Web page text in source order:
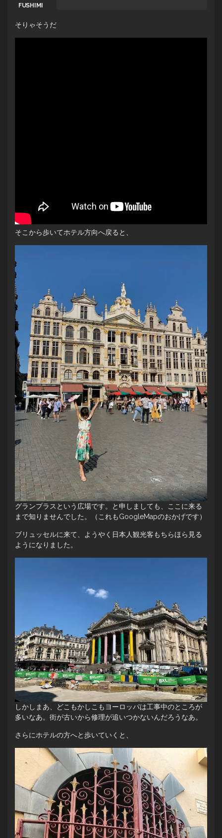
そりゃそうだ
そこから歩いてホテル方向へ戻ると、
グランプラスという広場です。と申しましても、ここに来る
まで知りませんでした。（これもGoogleMapのおかげです）
ブリュッセルに来て、ようやく日本人観光客もちらほら見る
ようになりました。
しかしまあ、どこもかしこもヨーロッパは工事中のところが
多いなあ。街が古いから修理が追いつかないんだろうなあ。
さらにホテルの方へと歩いていくと、